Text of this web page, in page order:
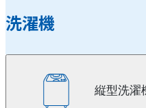
洗濯機
縦型洗濯